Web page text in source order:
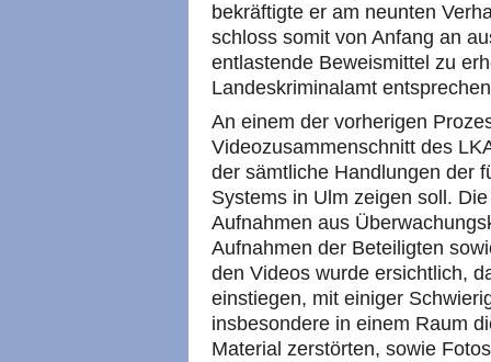
bekräftigte er am neunten
schloss somit von Anfang an
entlastende Beweismittel zu
Landeskriminalamt
An einem der vorherigen
Videozusammenschnitt des
der sämtliche Handlungen der
Systems in Ulm zeigen soll.
Aufnahmen aus
Aufnahmen der Beteiligten
den Videos wurde ersichtlich,
einstiegen, mit einiger
insbesondere in einem Raum
Material zerstörten, sowie